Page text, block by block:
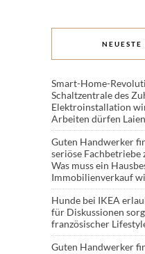
NEUESTE
Smart-Home-
Schaltzentrale des
Elektroinstallation
Arbeiten dürfen
Guten Handwerker
seriöse Fachbetriebe
Was muss ein
Immobilienverkauf
Hunde bei IKEA
für Diskussionen
französischer
Guten Handwerker